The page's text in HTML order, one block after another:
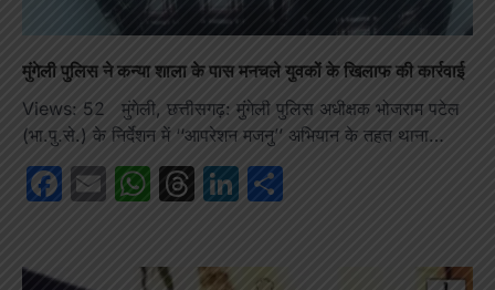
मुंगेली पुलिस ने कन्या शाला के पास मनचले युवकों के खिलाफ की कार्रवाई
Views: 52 मुंगेली, छत्तीसगढ़: मुंगेली पुलिस अधीक्षक भोजराम पटेल
(भा.पु.से.) के निर्देशन में ‘‘आपरेशन मजनु’’ अभियान के तहत थाना…
Facebook
EmailWhatsApp
Threads
LinkedIn